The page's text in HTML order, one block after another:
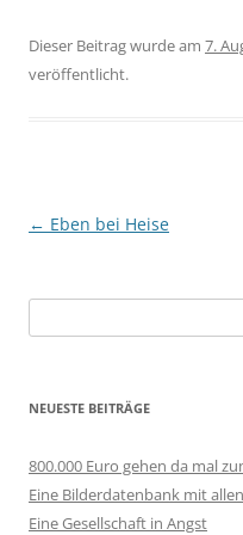
Dieser Beitrag wurde am 7.
veröffentlicht.
Beitragsnavigation
← Eben bei Heise
nach:
NEUESTE BEITRÄGE
800.000 Euro gehen da mal
Eine Bilderdatenbank mit
Eine Gesellschaft in Angst